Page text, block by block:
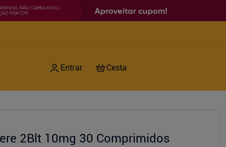
2Blt 10mg 30 Comprimidos